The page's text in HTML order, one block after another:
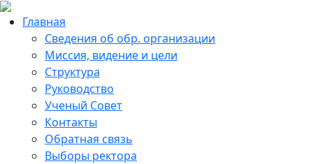
Главная
Сведения об обр. организации
Миссия, видение и цели
Структура
Руководство
Ученый Совет
Контакты
Обратная связь
Выборы ректора